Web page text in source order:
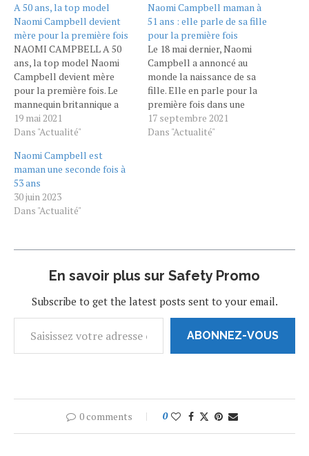
A 50 ans, la top model
Naomi Campbell devient
mère pour la première fois
NAOMI CAMPBELL A 50
ans, la top model Naomi
Campbell devient mère
pour la première fois. Le
mannequin britannique a
annoncé la naissance de sa
petite fille sur Instagram
premier enfant, alors
qu'elle fêtera ses 51 ans
dans quelques jours. "Un
magnifique petit miracle…
19 mai 2021
Dans "Actualité"
Naomi Campbell maman à
51 ans : elle parle de sa fille
pour la première fois
Le 18 mai dernier, Naomi
Campbell a annoncé au
monde la naissance de sa
fille. Elle en parle pour la
première fois dans une
nouvelle interview.
"Extraordinaire", "très
17 septembre 2021
Dans "Actualité"
Naomi Campbell est
maman une seconde fois à
53 ans
30 juin 2023
Dans "Actualité"
En savoir plus sur Safety Promo
Subscribe to get the latest posts sent to your email.
ABONNEZ-VOUS
0 comments 0